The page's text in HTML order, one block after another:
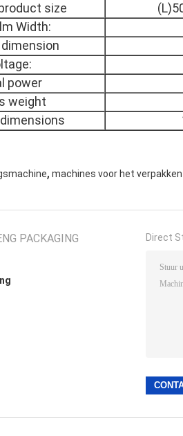
size
Width:
power
weight
, machines voor het
PACKAGING
Direct